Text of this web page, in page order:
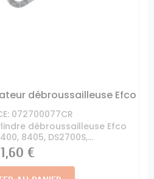
débroussailleuse Efco
072700077CR
débroussailleuse Efco
8405, DS2700S,...
Prix
1,60 €